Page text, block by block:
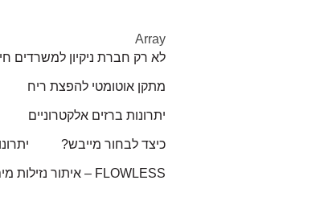
Array
לא רק חברת ניקיון למשרדים
מתקן אוטומטי להפצת ריח
יתרונות ברזים אלקטרוניים
כיצד לבחור מייבש?
FLOWLESS – איתור נזילות מים